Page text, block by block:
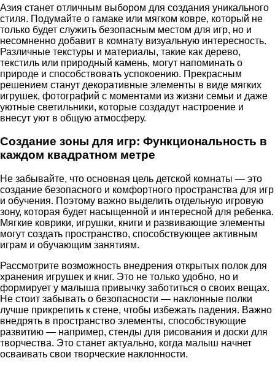
Азия станет отличным выбором для создания уникального
стиля. Подумайте о гамаке или мягком ковре, который не
только будет служить безопасным местом для игр, но и
несомненно добавит в комнату визуальную интересность.
Различные текстуры и материалы, такие как дерево,
текстиль или природный камень, могут напоминать о
природе и способствовать успокоению. Прекрасным
решением станут декоративные элементы в виде мягких
игрушек, фотографий с моментами из жизни семьи и даже
уютные светильники, которые создадут настроение и
внесут уют в общую атмосферу.
Создание зоны для игр: Функциональность в
каждом квадратном метре
Не забывайте, что основная цель детской комнаты — это
создание безопасного и комфортного пространства для игр
и обучения. Поэтому важно выделить отдельную игровую
зону, которая будет насыщенной и интересной для ребенка.
Мягкие коврики, игрушки, книги и развивающие элементы
могут создать пространство, способствующее активным
играм и обучающим занятиям.
Рассмотрите возможность внедрения открытых полок для
хранения игрушек и книг. Это не только удобно, но и
формирует у малыша привычку заботиться о своих вещах.
Не стоит забывать о безопасности — наклонные полки
лучше прикрепить к стене, чтобы избежать падения. Важно
внедрять в пространство элементы, способствующие
развитию — например, стенды для рисования и доски для
творчества. Это станет актуально, когда малыш начнет
осваивать свои творческие наклонности.